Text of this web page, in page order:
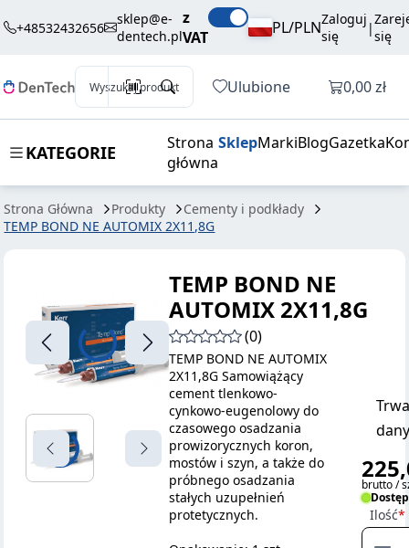
+48532432656
sklep@e-
dentech.pl
z
VAT
PL/PLNZaloguj
się
|się
Wyszukaj produkt Ulubione Otwórz
0,00 zł
KATEGORIE
Strona
główna
SklepMarkiBlogGazetka
Strona Główna Produkty
Cementy i podkłady
TEMP BOND NE AUTOMIX 2X11,8G
NE AUTOMIX
brutto / szt.
TEMP BOND NE
AUTOMIX 2X11,8G
(0)
TEMP BOND NE AUTOMIX
2X11,8G Samowiążący
cement tlenkowo-
cynkowo-eugenolowy do
czasowego osadzania
prowizorycznych koron,
mostów i szyn, a także do
próbnego osadzania
stałych uzupełnień
protetycznych.
brutto /
Ilość